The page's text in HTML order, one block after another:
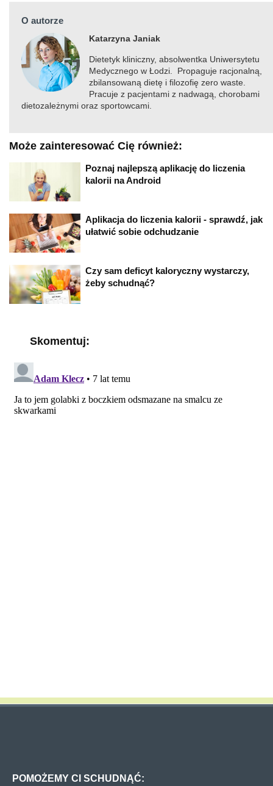
O autorze
Katarzyna Janiak
Dietetyk kliniczny, absolwentka Uniwersytetu
Medycznego w Łodzi. Propaguje racjonalną,
zbilansowaną dietę i filozofię zero waste.
Pracuje z pacjentami z nadwagą, chorobami
dietozależnymi oraz sportowcami.
Może zainteresować Cię również:
Poznaj najlepszą aplikację do liczenia
kalorii na Android
Aplikacja do liczenia kalorii - sprawdź, jak
ułatwić sobie odchudzanie
Czy sam deficyt kaloryczny wystarczy,
żeby schudnąć?
Skomentuj:
POMOŻEMY CI SCHUDNĄĆ: